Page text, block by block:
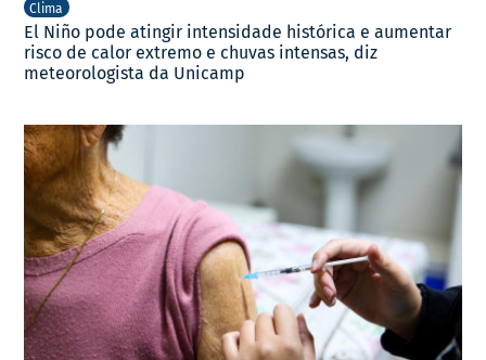
Clima
El Niño pode atingir intensidade histórica e aumentar
risco de calor extremo e chuvas intensas, diz
meteorologista da Unicamp